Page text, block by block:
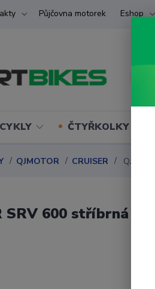
Půjčovna motorek Eshop
ČTYŘKOLKY
QJMOTOR CRUISER
SRV 600 stříbrná